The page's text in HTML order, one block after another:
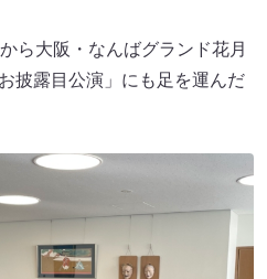
ら大阪・なんばグランド花月
披露目公演」にも足を運んだ